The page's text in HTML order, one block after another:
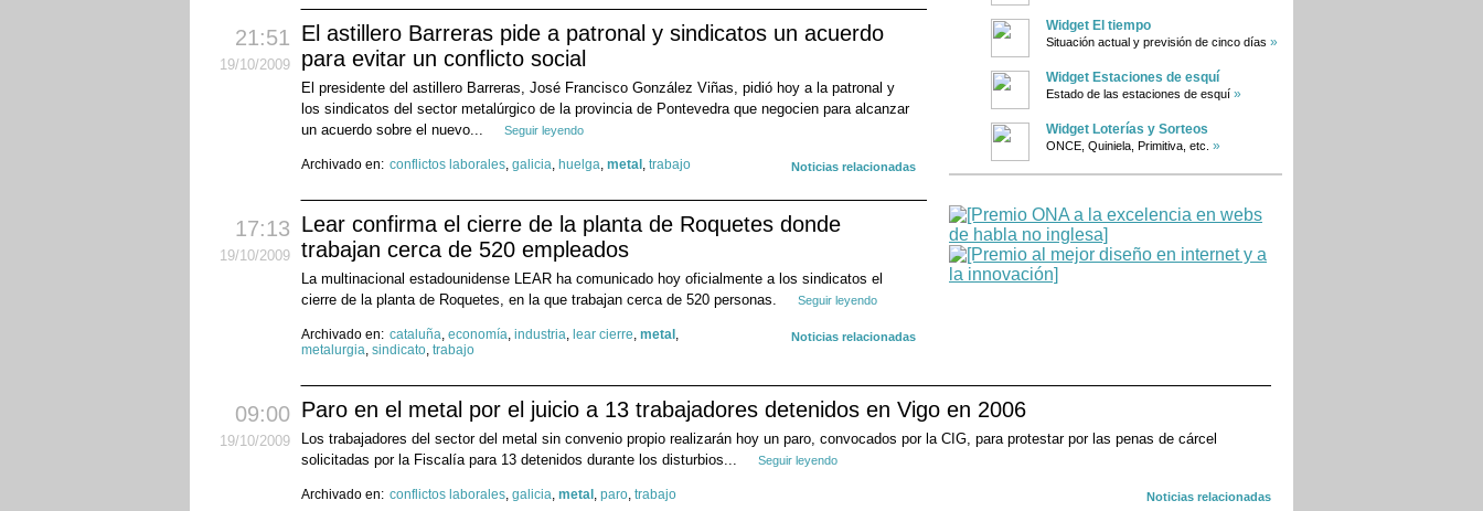
Widget El tiempo
Situación actual y previsión de cinco días »
Widget Estaciones de esquí
Estado de las estaciones de esquí »
Widget Loterías y Sorteos
ONCE, Quiniela, Primitiva, etc. »
21:51
19/10/2009
El astillero Barreras pide a patronal y sindicatos un acuerdo
para evitar un conflicto social
El presidente del astillero Barreras, José Francisco González Viñas, pidió hoy a la patronal y
los sindicatos del sector metalúrgico de la provincia de Pontevedra que negocien para alcanzar
un acuerdo sobre el nuevo...
Seguir leyendo
Noticias relacionadas
Archivado en: conflictos laborales, galicia, huelga, metal , trabajo
17:13
19/10/2009
Lear confirma el cierre de la planta de Roquetes donde
trabajan cerca de 520 empleados
La multinacional estadounidense LEAR ha comunicado hoy oficialmente a los sindicatos el
cierre de la planta de Roquetes, en la que trabajan cerca de 520 personas.
Seguir leyendo
Noticias relacionadas
Archivado en: cataluña, economía, industria, lear cierre, metal ,
metalurgia, sindicato, trabajo
09:00
19/10/2009
Paro en el metal por el juicio a 13 trabajadores detenidos en Vigo en 2006
Los trabajadores del sector del metal sin convenio propio realizarán hoy un paro, convocados por la CIG, para protestar por las penas de cárcel
solicitadas por la Fiscalía para 13 detenidos durante los disturbios...
Seguir leyendo
Noticias relacionadas
Archivado en: conflictos laborales, galicia, metal , paro, trabajo